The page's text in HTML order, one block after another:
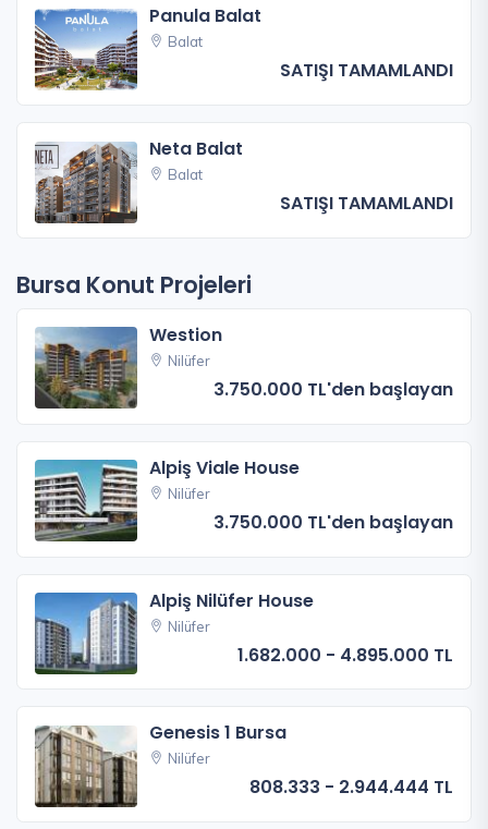
Panula Balat
Balat
SATIŞI TAMAMLANDI
Neta Balat
Balat
SATIŞI TAMAMLANDI
Bursa Konut Projeleri
Westion
Nilüfer
3.750.000 TL'den başlayan
Alpiş Viale House
Nilüfer
3.750.000 TL'den başlayan
Alpiş Nilüfer House
Nilüfer
1.682.000 - 4.895.000 TL
Genesis 1 Bursa
Nilüfer
808.333 - 2.944.444 TL